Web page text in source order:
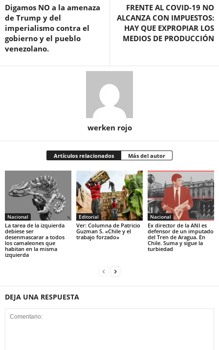
Digamos NO a la amenaza
de Trump y del
imperialismo contra el
gobierno y el pueblo
venezolano.
FRENTE AL COVID-19 NO
ALCANZA CON IMPUESTOS:
HAY QUE EXPROPIAR LOS
MEDIOS DE PRODUCCIÓN
werken rojo
Artículos relacionados Más del autor
Nacional
La tarea de la izquierda
debiese ser
desenmascarar a todos
los camaleones que
habitan en la misma
izquierda
Editorial
Ver: Columna de Patricio
Guzman S. «Chile y el
trabajo forzado»
Nacional
Ex director de la ANI es
defensor de un imputado
del Tren de Aragua. En
Chile. Suma y sigue la
turbiedad
DEJA UNA RESPUESTA